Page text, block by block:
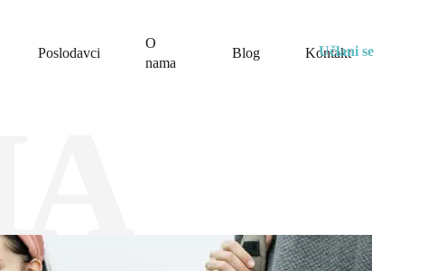
Poslodavci
O
nama
Blog Kontakt
Učlani se